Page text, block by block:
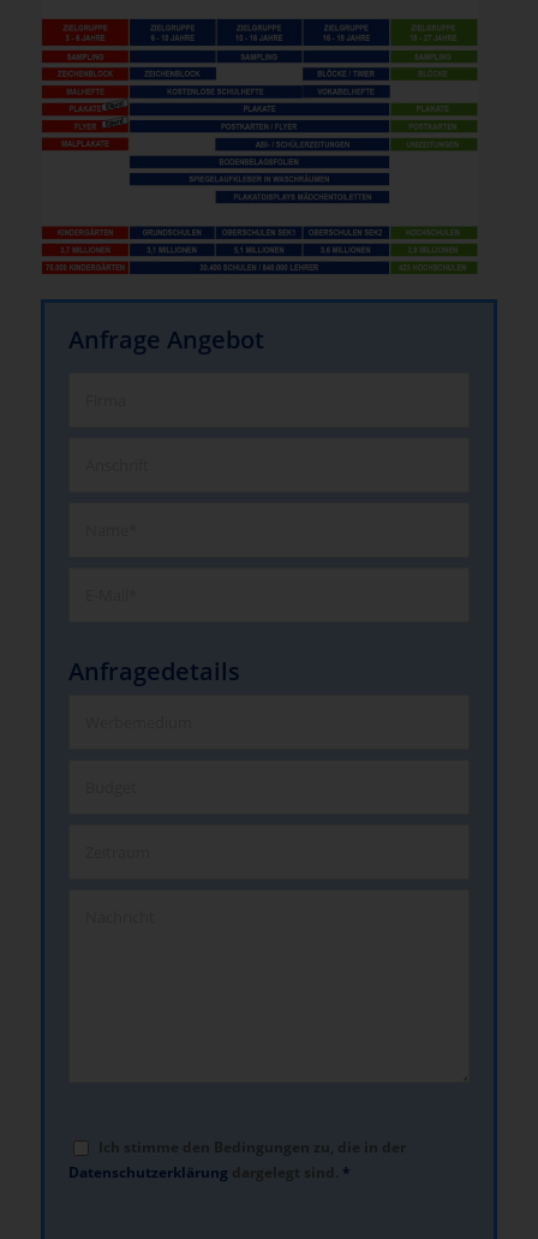
Anfrage Angebot
Anfragedetails
Ich stimme den Bedingungen zu, die in der
Datenschutzerklärung dargelegt sind. *